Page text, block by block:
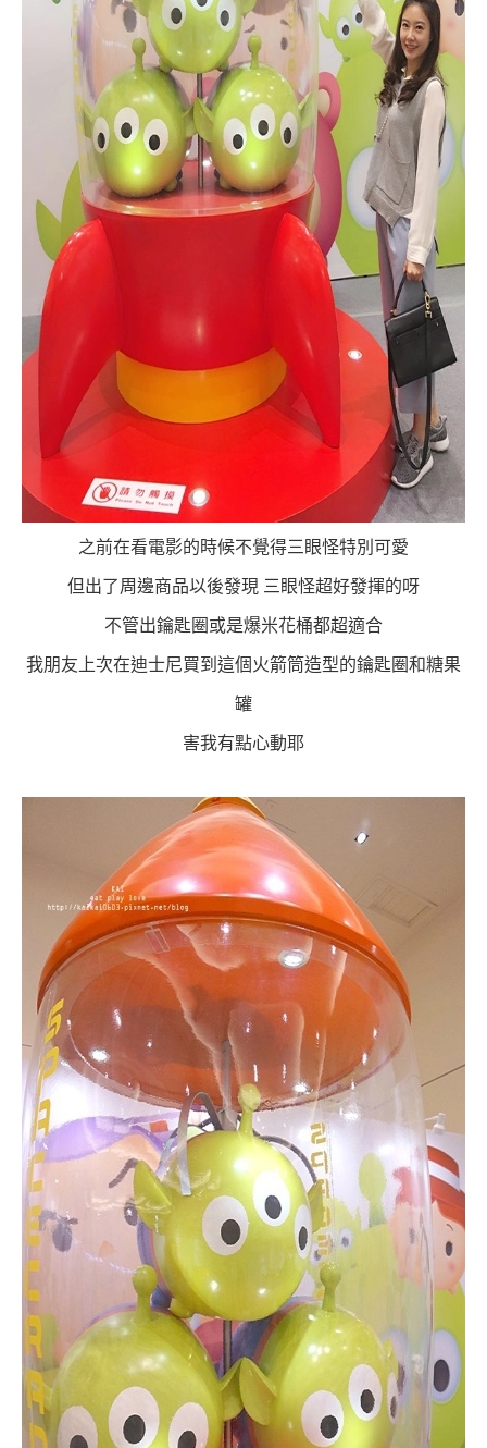
之前在看電影的時候不覺得三眼怪特別可愛
但出了周邊商品以後發現 三眼怪超好發揮的呀
不管出鑰匙圈或是爆米花桶都超適合
我朋友上次在迪士尼買到這個火箭筒造型的鑰匙圈和糖果
罐
害我有點心動耶